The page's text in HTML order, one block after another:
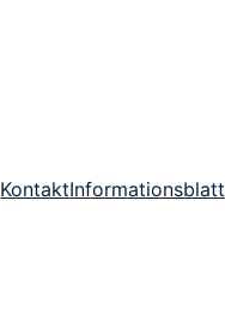
KontaktInformationsblatt